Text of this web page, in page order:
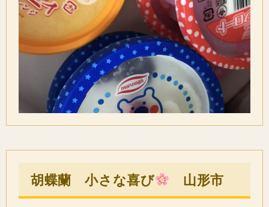
胡蝶蘭 小さな喜び 山形市